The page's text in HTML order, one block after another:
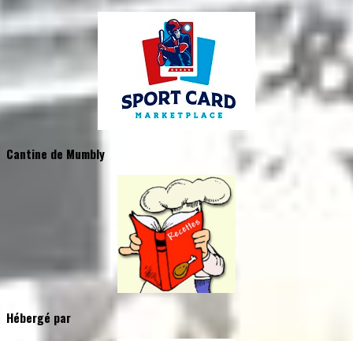
Cantine de Mumbly
Hébergé par